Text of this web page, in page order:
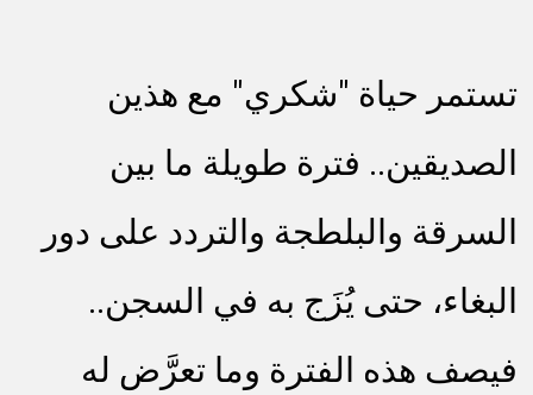
تستمر حياة "شكري" مع هذين
الصديقين.. فترة طويلة ما بين
السرقة والبلطجة والتردد على دور
البغاء، حتى يُزَج به في السجن..
فيصف هذه الفترة وما تعرَّض له